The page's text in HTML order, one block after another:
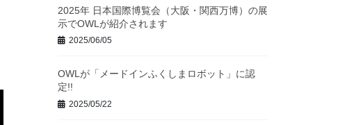
2025年 日本国際博覧会（大阪・関西万博）の展
示でOWLが紹介されます
2025/06/05
OWLが「メードインふくしまロボット」に認
定!!
2025/05/22